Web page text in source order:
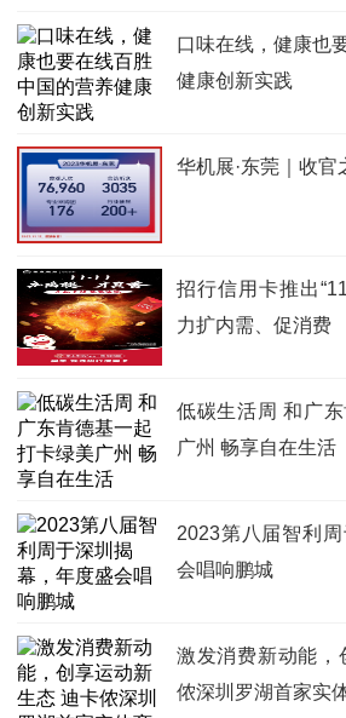
口味在线，健康也
健康创新实践
华机展·东莞｜收官
招行信用卡推出
力扩内需、促消费
低碳生活周 和广
广州 畅享自在生活
2023第八届智利
会唱响鹏城
激发消费新动能，
侬深圳罗湖首家实